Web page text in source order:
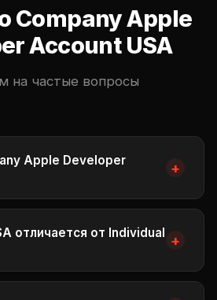
Company Apple
Account USA
на частые вопросы
Apple Developer
+
Account USA — это
Apple для компаний,
на американские данные.
предоставляет командный
отличается от Individual +
— для соло-разработчиков